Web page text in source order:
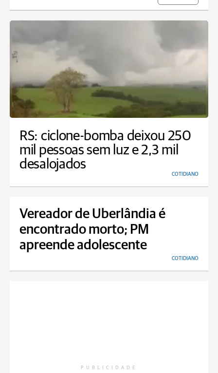
RS: ciclone-bomba deixou 250
mil pessoas sem luz e 2,3 mil
desalojados
COTIDIANO
Vereador de Uberlândia é
encontrado morto; PM
apreende adolescente
COTIDIANO
PUBLICIDADE